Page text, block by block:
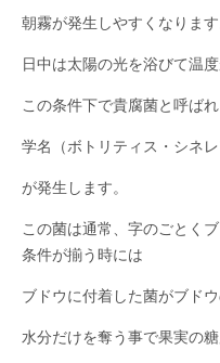
朝霧が発生しやすくなります
日中は太陽の光を浴びて温度
この条件下で貴腐菌と呼ばれ
学名（ボトリティス・シネレ
が発生します。
この菌は通常、字のごとく
条件が揃う時には
ブドウに付着した菌がブドウ
水分だけを奪う事で果実の